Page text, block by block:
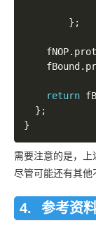
} ;
	fNOP
.
	fBound
.
return
} ;
}
需要注意的是，上
尽管可能还有其他
参考资